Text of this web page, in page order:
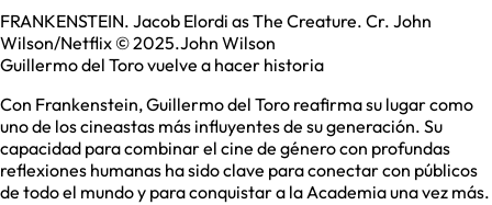
FRANKENSTEIN. Jacob Elordi as The Creature. Cr. John
Wilson/Netflix © 2025.John Wilson
Guillermo del Toro vuelve a hacer historia
Con Frankenstein, Guillermo del Toro reafirma su lugar como
uno de los cineastas más influyentes de su generación. Su
capacidad para combinar el cine de género con profundas
reflexiones humanas ha sido clave para conectar con públicos
de todo el mundo y para conquistar a la Academia una vez más.